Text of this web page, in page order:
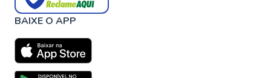
BAIXE O APP